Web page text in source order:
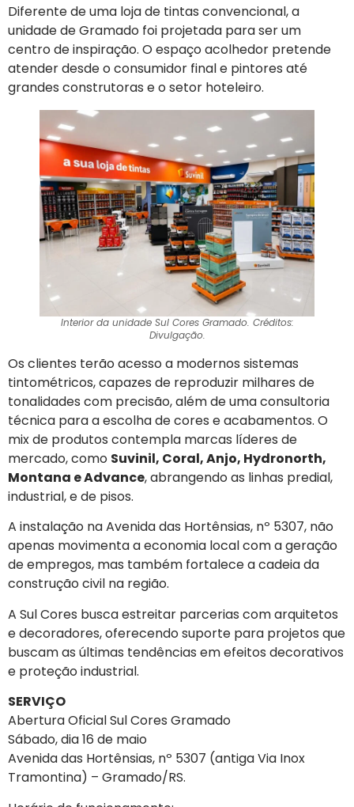
Diferente de uma loja de tintas convencional, a
unidade de Gramado foi projetada para ser um
centro de inspiração. O espaço acolhedor pretende
atender desde o consumidor final e pintores até
grandes construtoras e o setor hoteleiro.
Interior da unidade Sul Cores Gramado. Créditos:
Divulgação.
Os clientes terão acesso a modernos sistemas
tintométricos, capazes de reproduzir milhares de
tonalidades com precisão, além de uma consultoria
técnica para a escolha de cores e acabamentos. O
mix de produtos contempla marcas líderes de
mercado, como Suvinil, Coral, Anjo, Hydronorth,
Montana e Advance, abrangendo as linhas predial,
industrial, e de pisos.
A instalação na Avenida das Hortênsias, nº 5307, não
apenas movimenta a economia local com a geração
de empregos, mas também fortalece a cadeia da
construção civil na região.
A Sul Cores busca estreitar parcerias com arquitetos
e decoradores, oferecendo suporte para projetos que
buscam as últimas tendências em efeitos decorativos
e proteção industrial.
SERVIÇO
Abertura Oficial Sul Cores Gramado
Sábado, dia 16 de maio
Avenida das Hortênsias, nº 5307 (antiga Via Inox
Tramontina) – Gramado/RS.